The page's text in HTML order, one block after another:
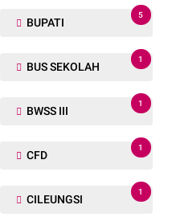
BUPATI
5
BUS SEKOLAH
1
BWSS III
1
CFD
1
CILEUNGSI
1